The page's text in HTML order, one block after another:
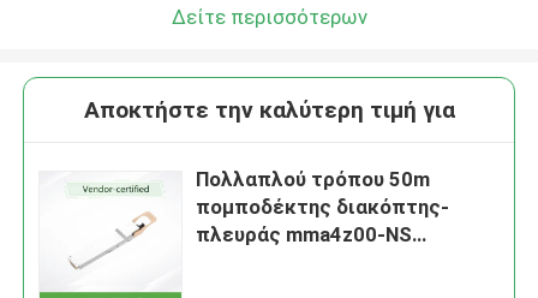
Δείτε περισσότερων
Αποκτήστε την καλύτερη τιμή για
Πολλαπλού τρόπου 50m
πομποδέκτης διακόπτης-
πλευράς mma4z00-NS